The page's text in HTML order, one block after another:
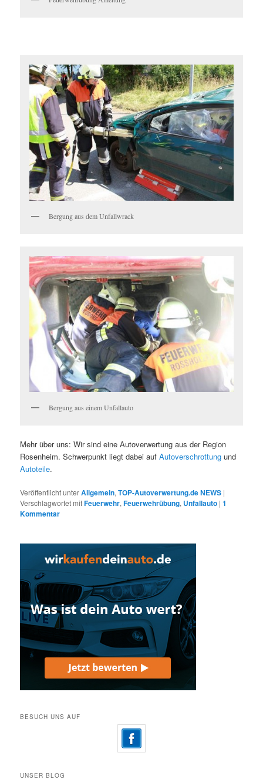
Bergung aus dem Unfallwrack
Bergung aus einem Unfallauto
Mehr über uns: Wir sind eine Autoverwertung aus der Region
Rosenheim. Schwerpunkt liegt dabei aufAutoverschrottung und
Autoteile.
Veröffentlicht unterAllgemein,TOP-Autoverwertung.de NEWS |
Verschlagwortet mitFeuerwehr,Feuerwehrübung, Unfallauto |1
Kommentar
BESUCH UNS AUF
UNSER BLOG